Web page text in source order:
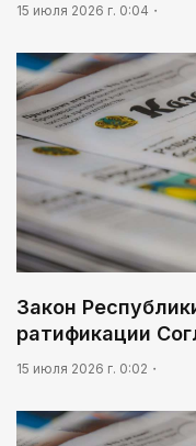
15 июля 2026 г. 0:04
Закон
ратификации
15 июля 2026 г. 0:02